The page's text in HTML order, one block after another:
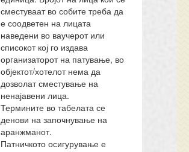
сместуваат во собите треба да
е соодветен на лицата
наведени во ваучерот или
списокот кој го издава
организаторот на патување, во
објектот/хотелот нема да
дозволат сместување на
ненајавени лица.
Термините во табелата се
денови на започнување на
аранжманот.
Патничкото осигурување е